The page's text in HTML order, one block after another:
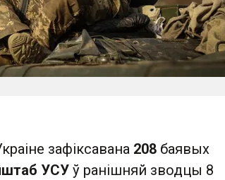
зафіксавана 208 баявых
УСУ ў ранішняй зводцы 8